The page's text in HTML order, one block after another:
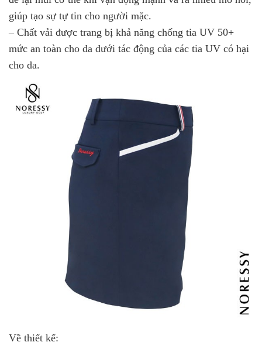
giúp tạo sự tự tin cho người mặc.
– Chất vải được trang bị khả năng chống tia UV 50+
mức an toàn cho da dưới tác động của các tia UV có hại
cho da.
Về thiết kế: